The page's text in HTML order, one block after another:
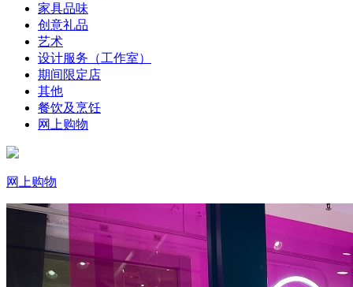
家具品味
创意礼品
艺术
设计服务（工作室）
期间限定店
其他
餐饮及烹饪
网上购物
网上购物